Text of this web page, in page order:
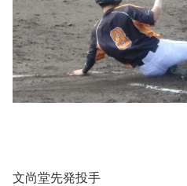
文尚堂先発投手